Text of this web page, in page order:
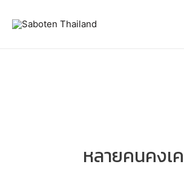
หลายคนคงเ
navigation